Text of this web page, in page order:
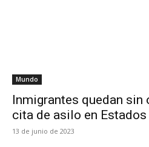
Mundo
Inmigrantes quedan sin
cita de asilo en
13 de junio de 2023